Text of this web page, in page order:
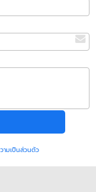
ามเป็นส่วนตัว